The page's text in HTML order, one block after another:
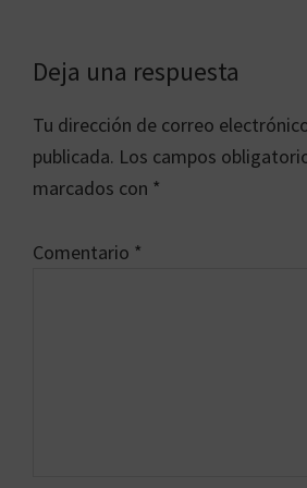
Interacciones
con
los
lectores
Deja una respuesta
Tu dirección de correo
publicada. Los campos
marcados con *
Comentario *